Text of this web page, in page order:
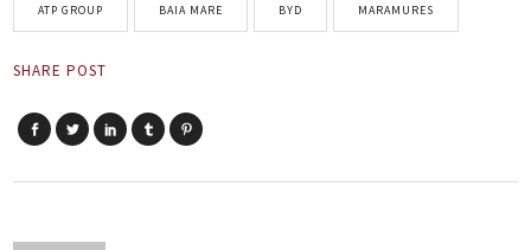
ATP GROUP BAIA MARE BYD MARAMURES
SHARE POST